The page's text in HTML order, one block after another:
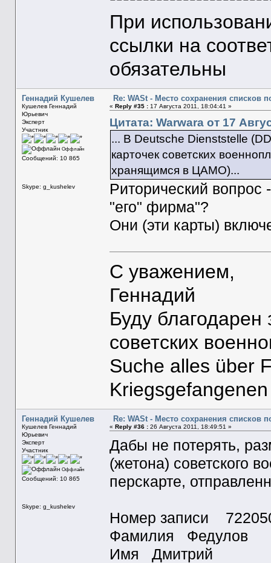
При
ссылки на
обязательны
Геннадий Кушелев
Кушелев Геннадий
Юрьевич
Эксперт
Участник
Оффлайн
Сообщений: 10 865
Skype: g_kushelev
Re: WASt - Место сохранения списков
« Reply #35 :17 Августа 2011, 18:04:41 »
Цитата: Warwara от 17
... В Deutsche Dienststelle
карточек советских
хранящимся в ЦАМО)...
Риторический вопрос
"его" фирма"?
Они (эти карты)
С уважением,
Геннадий
Буду
советских
Suche alles über
Kriegsgefangenen
Геннадий Кушелев
Кушелев Геннадий
Юрьевич
Эксперт
Участник
Оффлайн
Сообщений: 10 865
Skype: g_kushelev
Re: WASt - Место сохранения списков
« Reply #36 :26 Августа 2011, 18:49:51 »
Дабы не потерять,
(жетона) советского
перскарте,
Номер записи
Фамилия Федулов
Имя Дмитрий